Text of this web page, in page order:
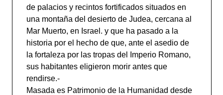
de palacios y recintos fortificados situados en
una montaña del desierto de Judea, cercana al
Mar Muerto, en Israel. y que ha pasado a la
historia por el hecho de que, ante el asedio de
la fortaleza por las tropas del Imperio Romano,
sus habitantes eligieron morir antes que
rendirse.-
Masada es Patrimonio de la Humanidad desde